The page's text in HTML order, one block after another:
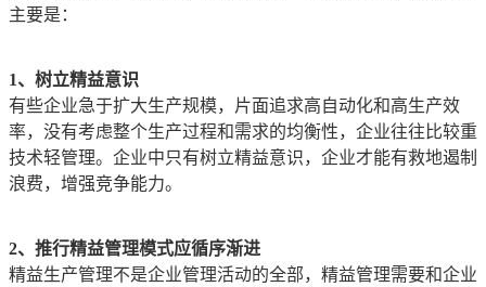
主要是：
1、树立精益意识
有些企业急于扩大生产规模，片面追求高自动化和高生产效
率，没有考虑整个生产过程和需求的均衡性，企业往往比较重
技术轻管理。企业中只有树立精益意识，企业才能有救地遏制
浪费，增强竞争能力。
2、推行精益管理模式应循序渐进
精益生产管理不是企业管理活动的全部，精益管理需要和企业